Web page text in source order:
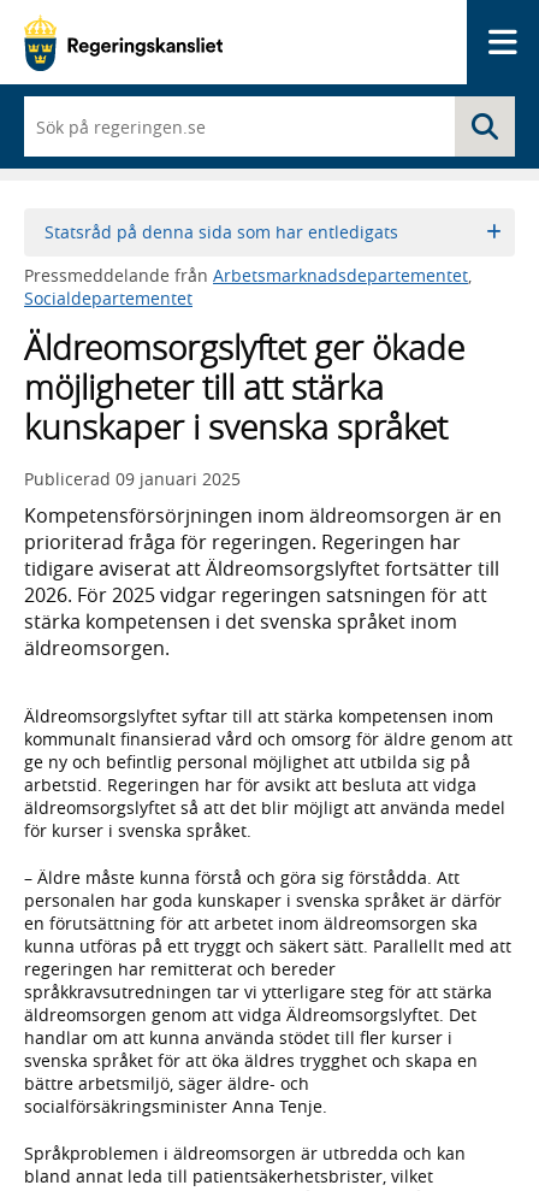
du
börjar
skriva
framträder
lista
med
sökförslag
Statsråd på denna sida som har entledigats
Pressmeddelande från Arbetsmarknadsdepartementet
Socialdepartementet
Äldreomsorgslyftet ger ökade
möjligheter till att stärka
kunskaper i svenska språket
Publicerad 09 januari 2025
Kompetensförsörjningen inom äldreomsorgen är en
prioriterad fråga för regeringen. Regeringen har
tidigare aviserat att Äldreomsorgslyftet fortsätter till
2026. För 2025 vidgar regeringen satsningen för att
stärka kompetensen i det svenska språket inom
äldreomsorgen.
Äldreomsorgslyftet syftar till att stärka kompetensen inom
kommunalt finansierad vård och omsorg för äldre genom att
ge ny och befintlig personal möjlighet att utbilda sig på
arbetstid. Regeringen har för avsikt att besluta att vidga
äldreomsorgslyftet så att det blir möjligt att använda medel
för kurser i svenska språket.
– Äldre måste kunna förstå och göra sig förstådda. Att
personalen har goda kunskaper i svenska språket är därför
en förutsättning för att arbetet inom äldreomsorgen ska
kunna utföras på ett tryggt och säkert sätt. Parallellt med att
regeringen har remitterat och bereder
språkkravsutredningen tar vi ytterligare steg för att stärka
äldreomsorgen genom att vidga Äldreomsorgslyftet. Det
handlar om att kunna använda stödet till fler kurser i
svenska språket för att öka äldres trygghet och skapa en
bättre arbetsmiljö, säger äldre- och
socialförsäkringsminister Anna Tenje.
Språkproblemen i äldreomsorgen är utbredda och kan
bland annat leda till patientsäkerhetsbrister, vilket